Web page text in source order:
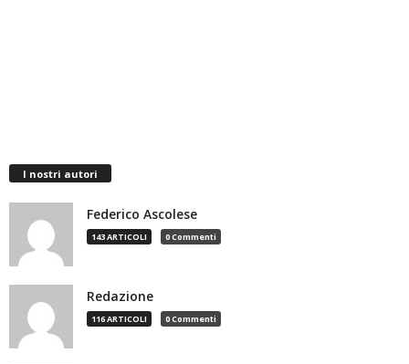
I nostri autori
Federico Ascolese
143 ARTICOLI 0 Commenti
Redazione
116 ARTICOLI 0 Commenti